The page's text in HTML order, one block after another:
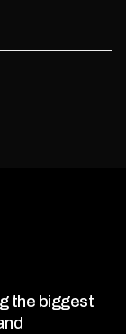
the biggest